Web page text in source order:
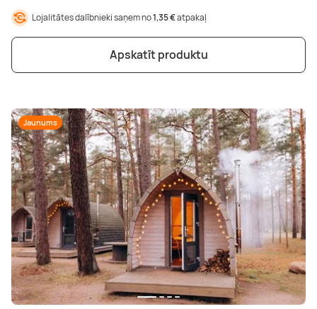
Lojalitātes dalībnieki saņem no1,35 €atpakaļ
Apskatīt produktu
Jaunums